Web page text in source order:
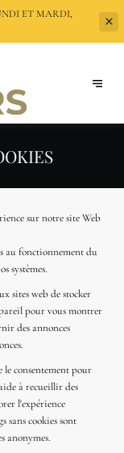
ET MARDI,
sur notre site Web
au fonctionnement du
systèmes.
sites web de stocker
pour vous montrer
des annonces
le consentement pour
à recueillir des
l'expérience
sans cookies sont
anonymes.